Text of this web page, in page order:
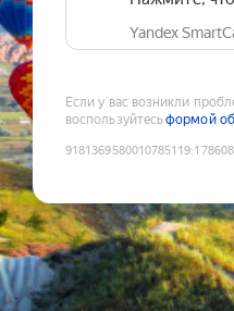
Yandex
Если у вас возникли
воспользуйтесьформой
9181369580010785119: